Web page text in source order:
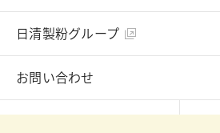
日清製粉グループ
お問い合わせ